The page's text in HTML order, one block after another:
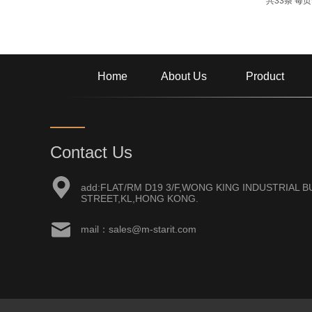
Home About Us Product
add:FLAT/RM D19 3/F,WONG KING INDUSTRIAL
STREET,KL,HONG KONG.
mail：sales@m-starit.com
Contact Us